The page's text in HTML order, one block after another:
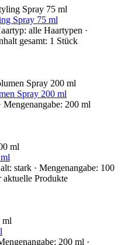
Spray 75 ml
alle Haartypen ·
gesamt: 1 Stück
Spray 200 ml
200 ml
stark · Mengenangabe: 100
aktuelle Produkte
200 ml ·